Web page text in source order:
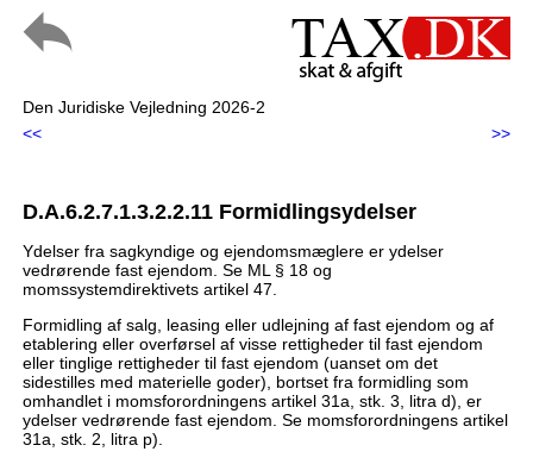
Den Juridiske Vejledning 2026-2
<<
>>
D.A.6.2.7.1.3.2.2.11 Formidlingsydelser
Ydelser fra sagkyndige og ejendomsmæglere er ydelser
vedrørende fast ejendom. Se ML § 18 og
momssystemdirektivets artikel 47.
Formidling af salg, leasing eller udlejning af fast ejendom og af
etablering eller overførsel af visse rettigheder til fast ejendom
eller tinglige rettigheder til fast ejendom (uanset om det
sidestilles med materielle goder), bortset fra formidling som
omhandlet i momsforordningens artikel 31a, stk. 3, litra d), er
ydelser vedrørende fast ejendom. Se momsforordningens artikel
31a, stk. 2, litra p).